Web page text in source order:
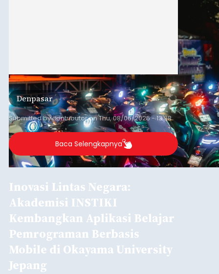
Denpasar
Submitted bycontributoronThu, 08/06/2026 - 13:38
Baca Selengkapnya
Inovasi Lintas Negara:
Akademisi INSTIKI
Kembangkan Aplikasi Belajar
Pemrograman Berbasis
Mobile di Okayama University
Jepang